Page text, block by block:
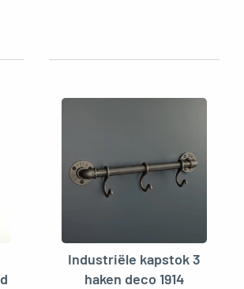
Industriële kapstok 3
haken deco 1914